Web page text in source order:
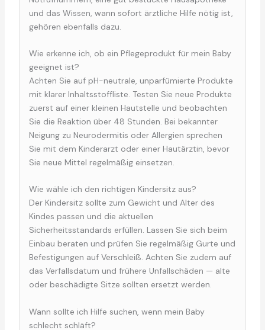
und das Wissen, wann sofort ärztliche Hilfe nötig ist,
gehören ebenfalls dazu.
Wie erkenne ich, ob ein Pflegeprodukt für mein Baby
geeignet ist?
Achten Sie auf pH-neutrale, unparfümierte Produkte
mit klarer Inhaltsstoffliste. Testen Sie neue Produkte
zuerst auf einer kleinen Hautstelle und beobachten
Sie die Reaktion über 48 Stunden. Bei bekannter
Neigung zu Neurodermitis oder Allergien sprechen
Sie mit dem Kinderarzt oder einer Hautärztin, bevor
Sie neue Mittel regelmäßig einsetzen.
Wie wähle ich den richtigen Kindersitz aus?
Der Kindersitz sollte zum Gewicht und Alter des
Kindes passen und die aktuellen
Sicherheitsstandards erfüllen. Lassen Sie sich beim
Einbau beraten und prüfen Sie regelmäßig Gurte und
Befestigungen auf Verschleiß. Achten Sie zudem auf
das Verfallsdatum und frühere Unfallschäden — alte
oder beschädigte Sitze sollten ersetzt werden.
Wann sollte ich Hilfe suchen, wenn mein Baby
schlecht schläft?